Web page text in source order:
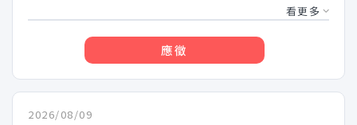
看更多
應徵
2026/08/09